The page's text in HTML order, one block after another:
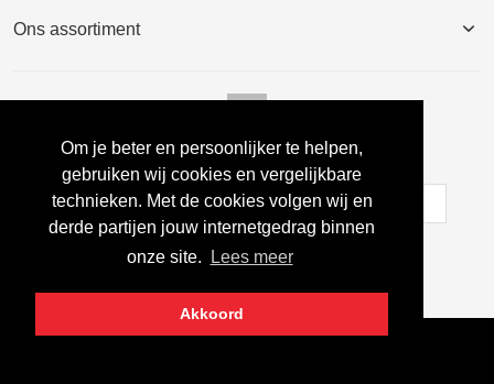
Om je beter en persoonlijker te helpen,
gebruiken wij cookies en vergelijkbare
technieken. Met de cookies volgen wij en
derde partijen jouw internetgedrag binnen
onze site.
Lees meer
Akkoord
Ons assortiment
Nieuwsbrief
Inschrijven